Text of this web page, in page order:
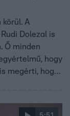
körül. A
Dolezal is
Ő minden
hogy
megérti, hogy